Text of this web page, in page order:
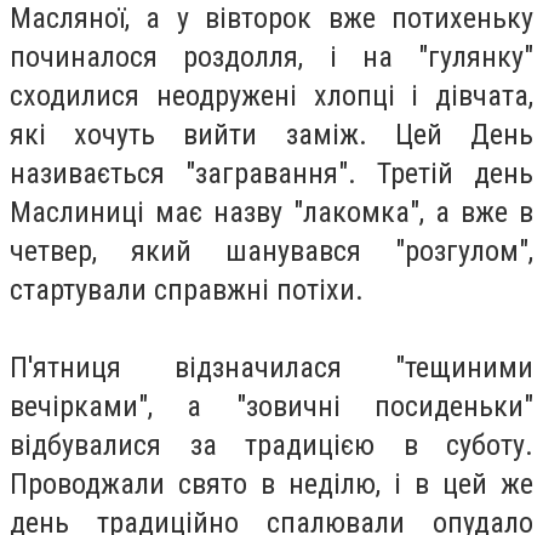
Масляної, а у вівторок вже потихеньку
починалося роздолля, і на "гулянку"
сходилися неодружені хлопці і дівчата,
які хочуть вийти заміж. Цей День
називається "загравання". Третій день
Маслиниці має назву "лакомка", а вже в
четвер, який шанувався "розгулом",
стартували справжні потіхи.
П'ятниця відзначилася "тещиними
вечірками", а "зовичні посиденьки"
відбувалися за традицією в суботу.
Проводжали свято в неділю, і в цей же
день традиційно спалювали опудало